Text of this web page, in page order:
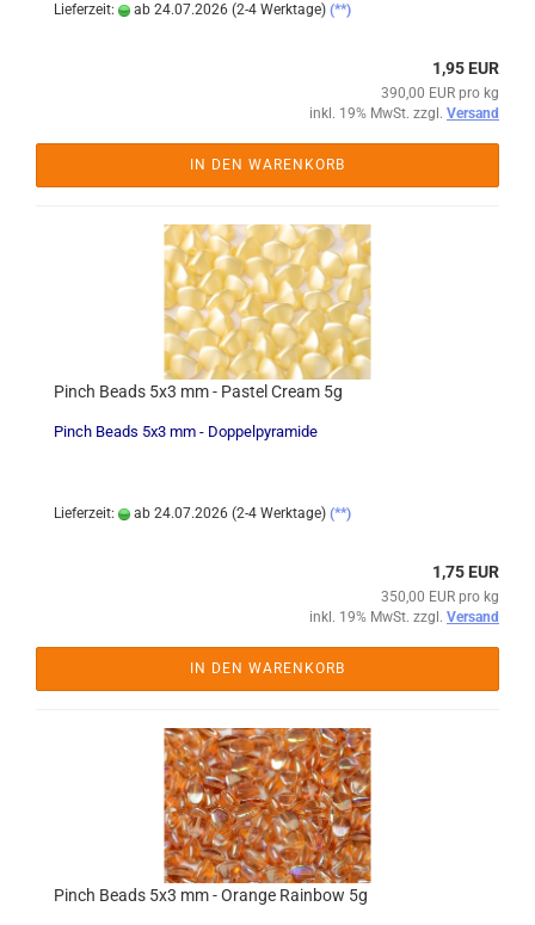
Lieferzeit: ab 24.07.2026 (2-4 Werktage) (**)
1,95 EUR
390,00 EUR pro kg
inkl. 19% MwSt. zzgl. Versand
IN DEN WARENKORB
Pinch Beads 5x3 mm - Pastel Cream 5g
Pinch Beads 5x3 mm - Doppelpyramide
Lieferzeit: ab 24.07.2026 (2-4 Werktage) (**)
1,75 EUR
350,00 EUR pro kg
inkl. 19% MwSt. zzgl. Versand
IN DEN WARENKORB
Pinch Beads 5x3 mm - Orange Rainbow 5g